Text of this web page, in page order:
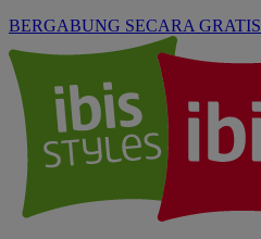
BERGABUNG SECARA GRATIS